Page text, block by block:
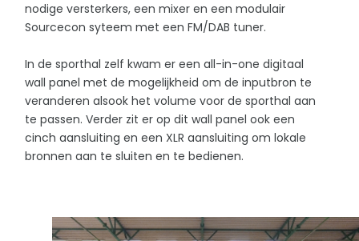
nodige versterkers, een mixer en een modulair
Sourcecon syteem met een FM/DAB tuner.
In de sporthal zelf kwam er een all-in-one digitaal
wall panel met de mogelijkheid om de inputbron te
veranderen alsook het volume voor de sporthal aan
te passen. Verder zit er op dit wall panel ook een
cinch aansluiting en een XLR aansluiting om lokale
bronnen aan te sluiten en te bedienen.